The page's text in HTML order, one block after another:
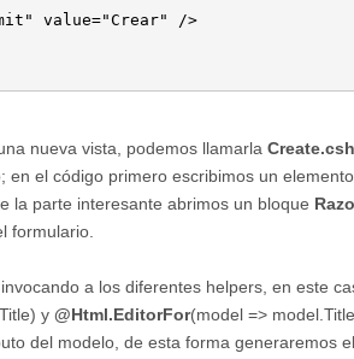
nueva vista, podemos llamarla
en el código primero escribimos un elemento
la parte interesante abrimos un bloque
formulario.
a los diferentes helpers, en este
y @Html.EditorFor(model =>
del modelo, de esta forma generaremos